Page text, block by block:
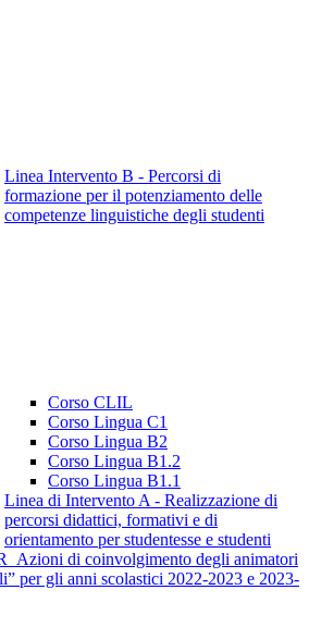
Linea Intervento B - Percorsi di
formazione per il potenziamento delle
competenze linguistiche degli studenti
Corso CLIL
Corso Lingua C1
Corso Lingua B2
Corso Lingua B1.2
Corso Lingua B1.1
Linea di Intervento A - Realizzazione di
percorsi didattici, formativi e di
orientamento per studentesse e studenti
di coinvolgimento degli animatori
per gli anni scolastici 2022-2023 e 2023-